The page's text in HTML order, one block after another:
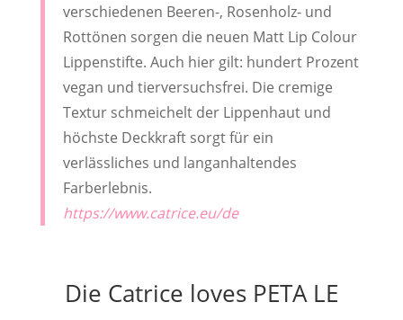
verschiedenen Beeren-, Rosenholz- und
Rottönen sorgen die neuen Matt Lip Colour
Lippenstifte. Auch hier gilt: hundert Prozent
vegan und tierversuchsfrei. Die cremige
Textur schmeichelt der Lippenhaut und
höchste Deckkraft sorgt für ein
verlässliches und langanhaltendes
Farberlebnis.
https://www.catrice.eu/de
Die Catrice loves PETA LE